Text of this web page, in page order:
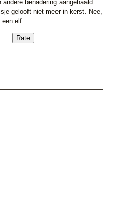
benadering aangehaald
gelooft niet meer in kerst. Nee,
elf.